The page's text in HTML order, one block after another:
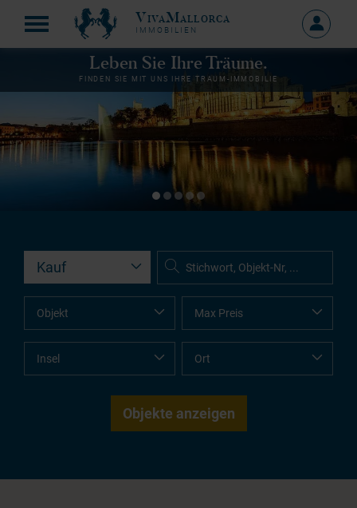
VivaMallorca
IMMOBILIEN
MEIN
Leben Sie Ihre Träume.
FINDEN SIE MIT UNS IHRE TRAUM-IMMOBILIE